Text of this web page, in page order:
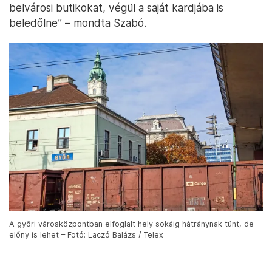
belvárosi butikokat, végül a saját kardjába is
beledőlne” – mondta Szabó.
A győri városközpontban elfoglalt hely sokáig hátránynak tűnt, de
előny is lehet – Fotó: Laczó Balázs / Telex